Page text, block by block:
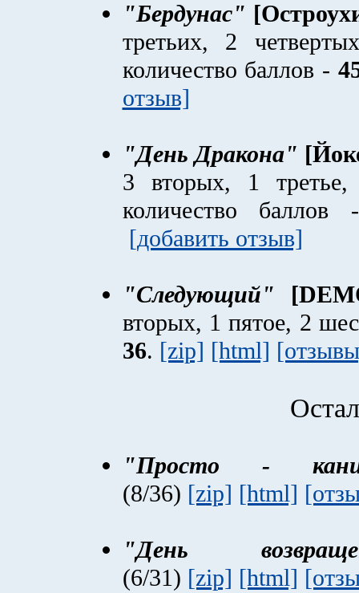
"Бердунас"
третьих, 2
количество баллов -
отзыв]
"День Дракона"
3 вторых, 1
количество
[добавить отзыв]
"Следующий"
вторых, 1 пятое, 2
36. [zip] [html]
"Просто -
(8/36) [zip] [html]
"День
(6/31) [zip] [html]